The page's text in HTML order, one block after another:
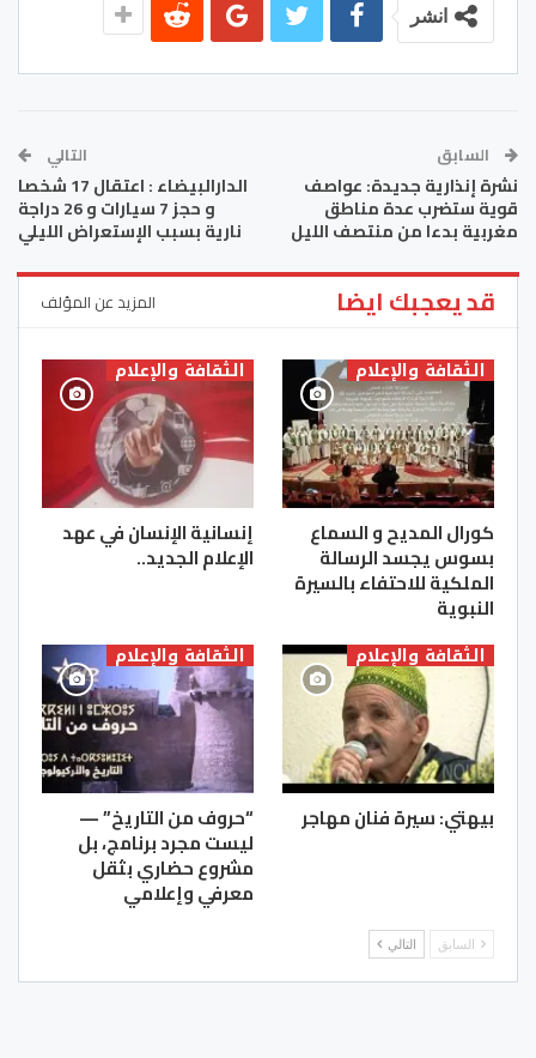
انشر
السابق
نشرة إنذارية جديدة: عواصف
قوية ستضرب عدة مناطق
مغربية بدءا من منتصف الليل
التالي
الدارالبيضاء : اعتقال 17 شخصا
و حجز 7 سيارات و 26 دراجة
نارية بسبب الإستعراض الليلي
قد يعجبك ايضا المزيد عن المؤلف
الثقافة والإعلام
كورال المديح و السماع
بسوس يجسد الرسالة
الملكية للاحتفاء بالسيرة
النبوية
الثقافة والإعلام
إنسانية الإنسان في عهد
الإعلام الجديد..
الثقافة والإعلام
بيهتي: سيرة فنان مهاجر
الثقافة والإعلام
“حروف من التاريخ” —
ليست مجرد برنامج، بل
مشروع حضاري بثقل
معرفي وإعلامي
السابق التالي